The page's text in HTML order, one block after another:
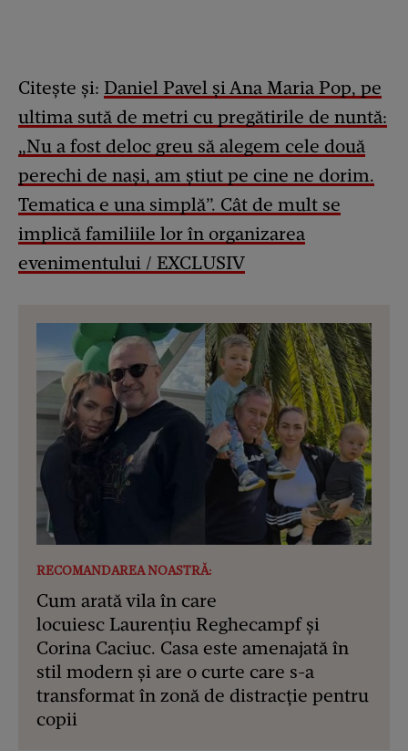
Citește și: Daniel Pavel și Ana Maria Pop, pe
ultima sută de metri cu pregătirile de nuntă:
„Nu a fost deloc greu să alegem cele două
perechi de nași, am știut pe cine ne dorim.
Tematica e una simplă”. Cât de mult se
implică familiile lor în organizarea
evenimentului / EXCLUSIV
RECOMANDAREA NOASTRĂ:
Cum arată vila în care
locuiesc Laurențiu Reghecampf și
Corina Caciuc. Casa este amenajată în
stil modern și are o curte care s-a
transformat în zonă de distracție pentru
copii